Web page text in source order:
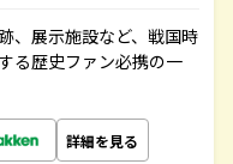
、展示施設など、戦国時
る歴史ファン必携の一
詳細を見る